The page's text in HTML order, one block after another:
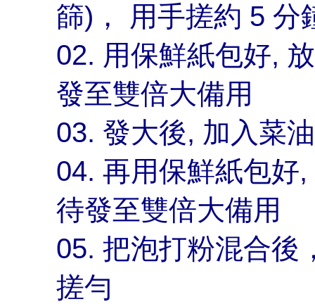
篩)， 用手搓約 5 分
02. 用保鮮紙包好,
發至雙倍大備用
03. 發大後, 加入菜
04. 再用保鮮紙包好
待發至雙倍大備用
05. 把泡打粉混合後
搓勻